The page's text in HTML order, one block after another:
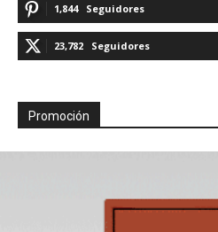
1,844 Seguidores
23,782 Seguidores
Promoción